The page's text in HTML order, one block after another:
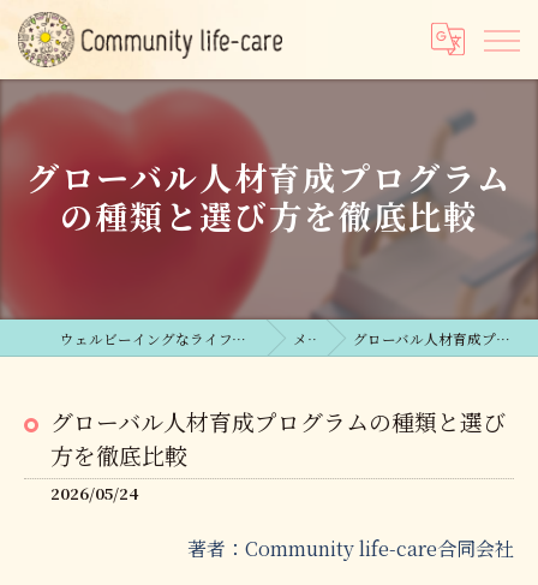
グローバル人材育成プログラム
の種類と選び方を徹底比較
ウェルビーイングなライフコンサルならCommunity life-care合同会社 メディア グローバル人材育成プログラムの種類と選び方を徹底比較
グローバル人材育成プログラムの種類と選び
方を徹底比較
2026/05/24
著者：Community life-care合同会社